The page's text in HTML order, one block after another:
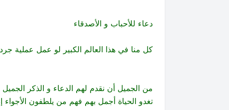
دعاء للأحباب و الأصدقاء
كل منا في هذا العالم الكبير لو عمل عملية
من الجميل أن نقدم لهم الدعاء و الذكر
تغدو الحياة أجمل بهم فهم من يلطفون